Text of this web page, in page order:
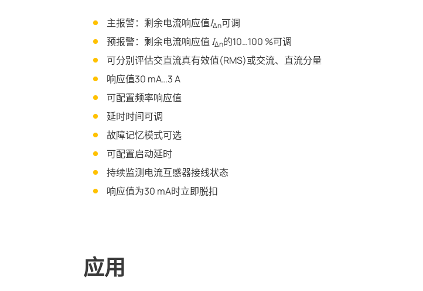
主报警：剩余电流响应值IΔn可调
预报警：剩余电流响应值 IΔn的10…100 %可调
可分别评估交直流真有效值(RMS)或交流、直流分量
响应值30 mA…3 A
可配置频率响应值
延时时间可调
故障记忆模式可选
可配置启动延时
持续监测电流互感器接线状态
响应值为30 mA时立即脱扣
应用